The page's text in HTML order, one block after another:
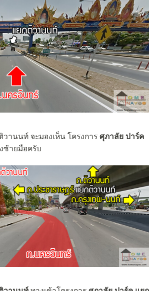
านนท์ จะมองเห็น โครงการ ศุภาลัย ปาร์ค
ซ้ายมือครับ